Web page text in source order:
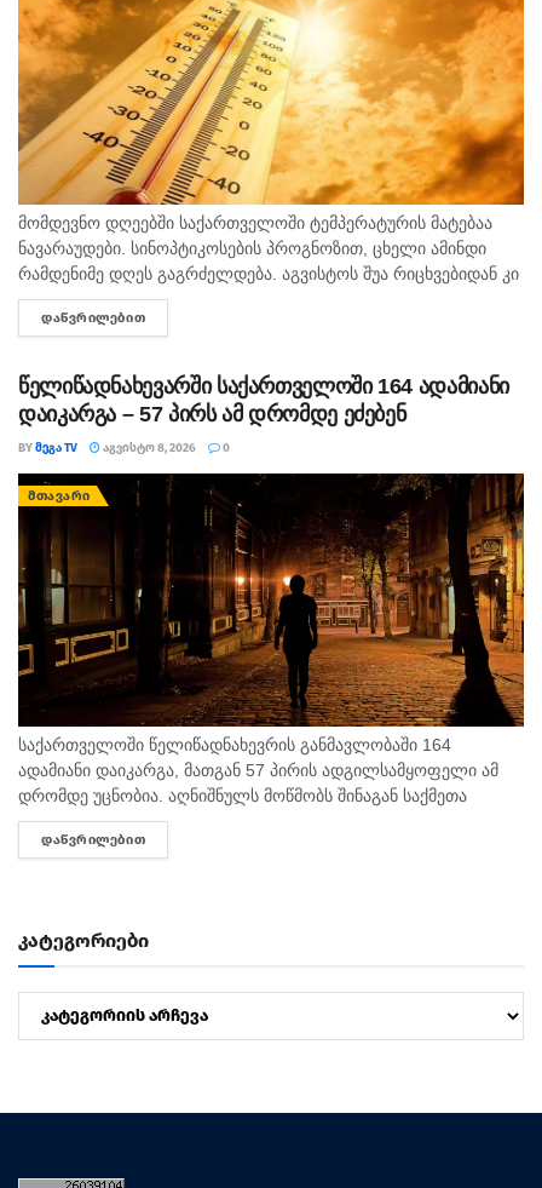
მომდევნო დღეებში საქართველოში ტემპერატურის მატებაა
ნავარაუდები. სინოპტიკოსების პროგნოზით, ცხელი ამინდი
რამდენიმე დღეს გაგრძელდება. აგვისტოს შუა რიცხვებიდან კი
ტემპერატურა 40 გრადუსს მიაღწევს. "ტემპერატურამ აგვისტოს
თვეში შესაძლოა 35-40 გრადუსს მიაღწიოს, ანუ ამ...
ᲓᲐᲬᲕᲠᲘᲚᲔᲑᲘᲗ
წელიწადნახევარში საქართველოში 164 ადამიანი
დაიკარგა – 57 პირს ამ დრომდე ეძებენ
BYᲛᲔᲒᲐ TV ᲐᲒᲕᲘᲡᲢᲝ 8, 2026 0
ᲛᲗᲐᲕᲐᲠᲘ
საქართველოში წელიწადნახევრის განმავლობაში 164
ადამიანი დაიკარგა, მათგან 57 პირის ადგილსამყოფელი ამ
დრომდე უცნობია. აღნიშნულს მოწმობს შინაგან საქმეთა
სამინისტროს მიერ გამოქვეყნებული 2025 წლისა და 2026
წლის 6 თვის სტატისტიკური მონაცემები. ამასთან,...
ᲓᲐᲬᲕᲠᲘᲚᲔᲑᲘᲗ
კატეგორიები
კატეგორიები